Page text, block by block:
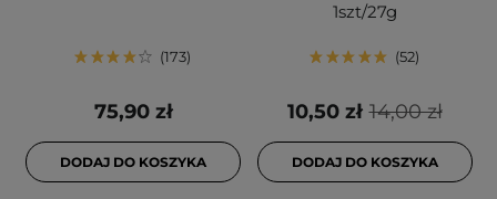
173
75,90 zł
DODAJ DO KOSZYKA
1szt/27g
52
14,00 zł
10,50 zł
DODAJ DO KOSZYKA